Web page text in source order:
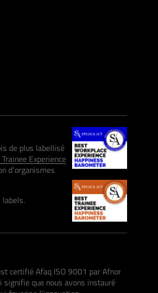
de plus labellisé
Experience
d’organismes
certifié Afaq ISO 9001 par Afnor
signifie que nous avons instauré